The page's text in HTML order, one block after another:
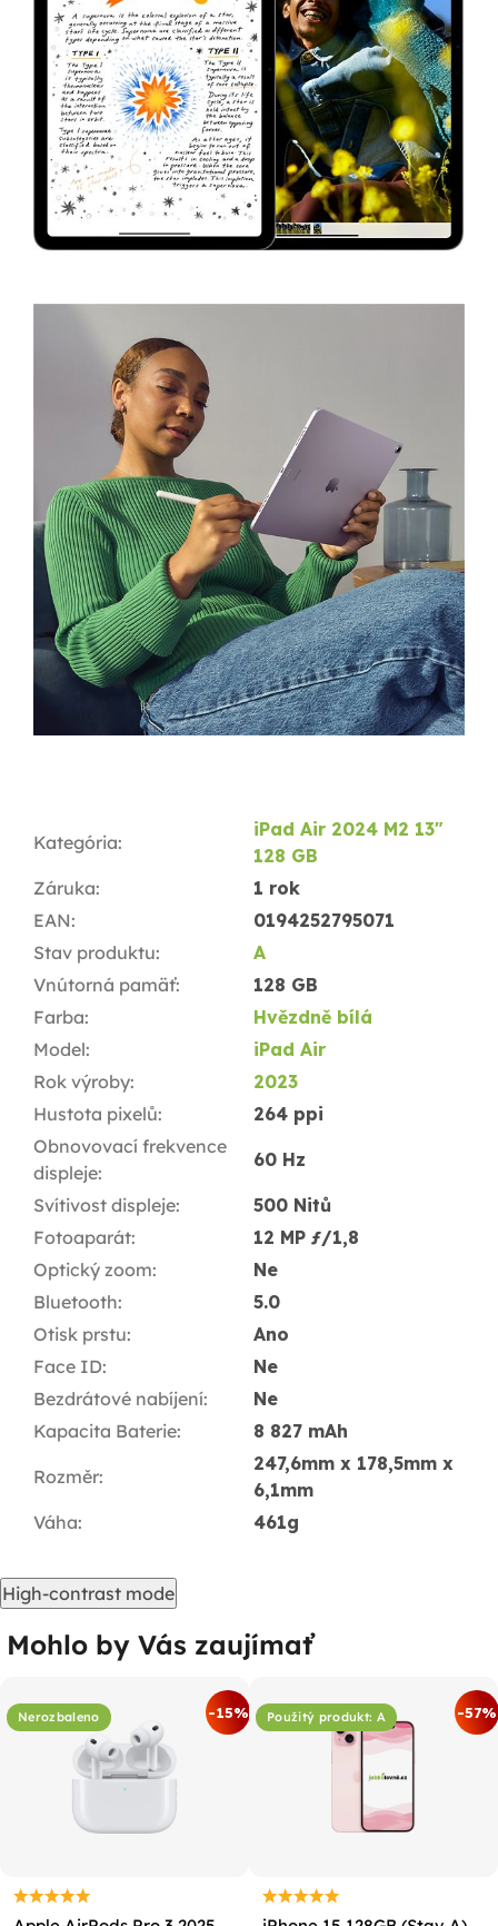
Kategória:
iPad Air 2024 M2 13"
128 GB
Záruka:
1 rok
EAN:
0194252795071
Stav produktu:
A
Vnútorná pamäť:
128 GB
Farba:
Hvězdně bílá
Model:
iPad Air
Rok výroby:
2023
Hustota pixelů:
264 ppi
Obnovovací frekvence
displeje:
60 Hz
Svítivost displeje:
500 Nitů
Fotoaparát:
12 MP ƒ/1,8
Optický zoom:
Ne
Bluetooth:
5.0
Otisk prstu:
Ano
Face ID:
Ne
Bezdrátové nabíjení:
Ne
Kapacita Baterie: 8 827 mAh
Rozměr:
247,6mm x 178,5mm x
6,1mm
Váha: 461g
High-contrast mode
Mohlo by Vás zaujímať
Nerozbaleno -15% Použitý produkt: A -57%